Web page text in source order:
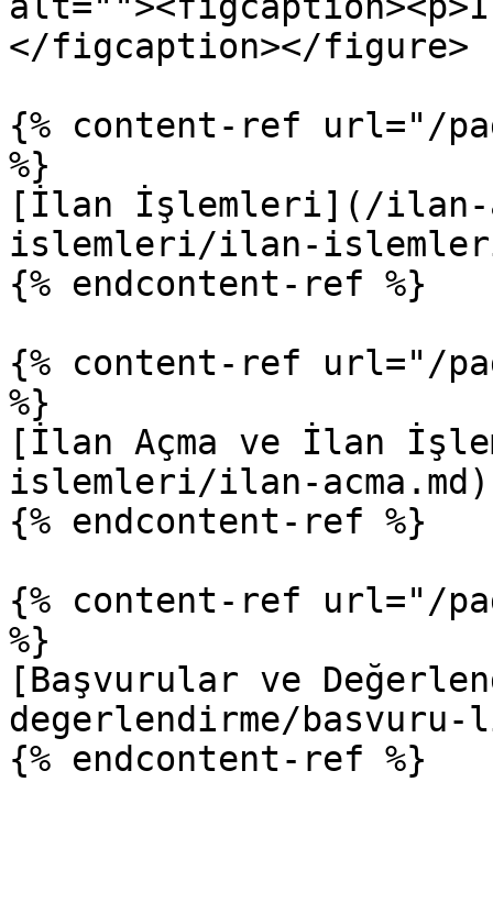
</figcaption></figure>
{% content-ref url="/
%}
[İlan İşlemleri](/ilan-
islemleri/ilan-
{% endcontent-ref %}
{% content-ref url="/
%}
[İlan Açma ve İlan
islemleri/ilan-acma.md)
{% endcontent-ref %}
{% content-ref url="/
%}
[Başvurular ve
degerlendirme/